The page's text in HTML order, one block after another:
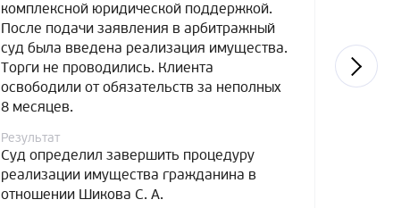
комплексной юридической поддержкой.
После подачи заявления в арбитражный
суд была введена реализация имущества.
Торги не проводились. Клиента
освободили от обязательств за неполных
8 месяцев.
Результат
Суд определил завершить процедуру
реализации имущества гражданина в
отношении Шикова С. А.
5-